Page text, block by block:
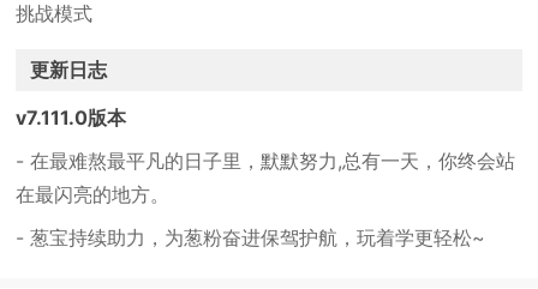
挑战模式
更新日志
v7.111.0版本
- 在最难熬最平凡的日子里，默默努力,总有一天，你终会站
在最闪亮的地方。
- 葱宝持续助力，为葱粉奋进保驾护航，玩着学更轻松~